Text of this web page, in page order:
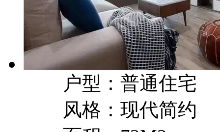
户型：普通住宅
风格：现代简约